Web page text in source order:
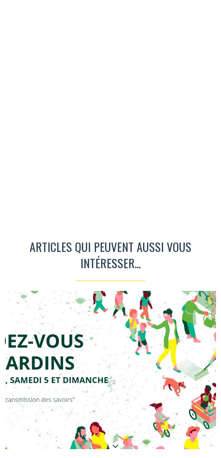
ARTICLES QUI PEUVENT AUSSI VOUS
INTÉRESSER...